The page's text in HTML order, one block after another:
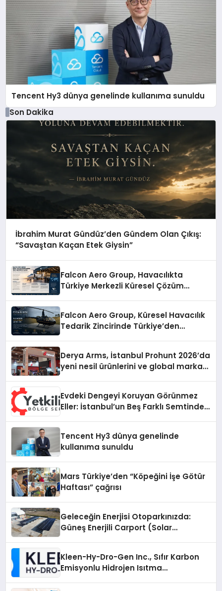
Tencent Hy3 dünya genelinde kullanıma sunuldu
Son Dakika
İbrahim Murat Gündüz’den Gündem Olan Çıkış:
“Savaştan Kaçan Etek Giysin”
Falcon Aero Group, Havacılıkta
Türkiye Merkezli Küresel Çözüm
Falcon Aero Group, Küresel Havacılık
Tedarik Zincirinde Türkiye’den
Derya Arms, İstanbul Prohunt 2026’da
yeni nesil ürünlerini ve global marka
Evdeki Dengeyi Koruyan Görünmez
Eller: İstanbul’un Beş Farklı Semtinde
Tencent Hy3 dünya genelinde
kullanıma sunuldu
Mars Türkiye’den “Köpeğini İşe Götür
Haftası” çağrısı
Geleceğin Enerjisi Otoparkınızda:
Güneş Enerjili Carport (Solar
Kleen-Hy-Dro-Gen Inc., Sıfır Karbon
Emisyonlu Hidrojen Isıtma